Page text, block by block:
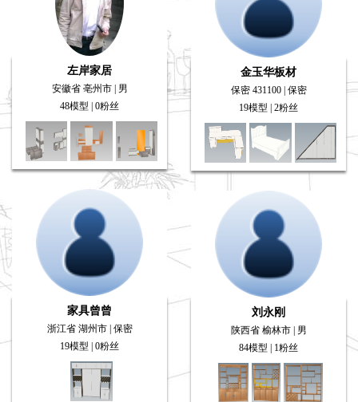
左岸家居
安徽省 亳州市 | 男
48模型 | 0粉丝
金玉华板材
保密 431100 | 保密
19模型 | 2粉丝
家具曾曾
浙江省 湖州市 | 保密
19模型 | 0粉丝
刘永刚
陕西省 榆林市 | 男
84模型 | 1粉丝